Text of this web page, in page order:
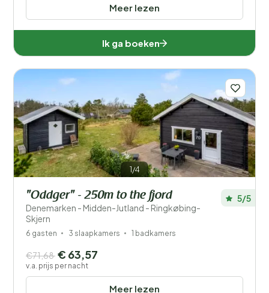
Meer lezen
Ik ga boeken
1/4
"Oddger" - 250m to the fjord
Denemarken - Midden-Jutland - Ringkøbing-
Skjern
5/5
6 gasten 3 slaapkamers 1 badkamers
Meer lezen
€71,68 € 63,57
v.a. prijs per nacht